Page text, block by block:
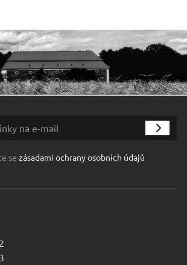
se zásadami ochrany osobních údajů